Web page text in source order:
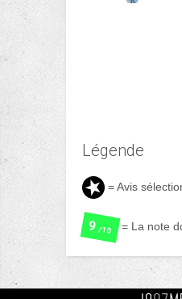
Légende
= Avis
9/10 = La note